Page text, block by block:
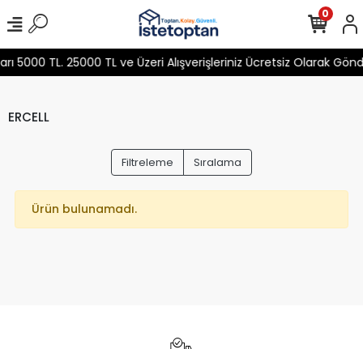
5000 TL. 25000 TL ve Üzeri Alışverişleriniz Ücretsiz Olarak
0
ERCELL
Filtreleme Sıralama
Ürün bulunamadı.